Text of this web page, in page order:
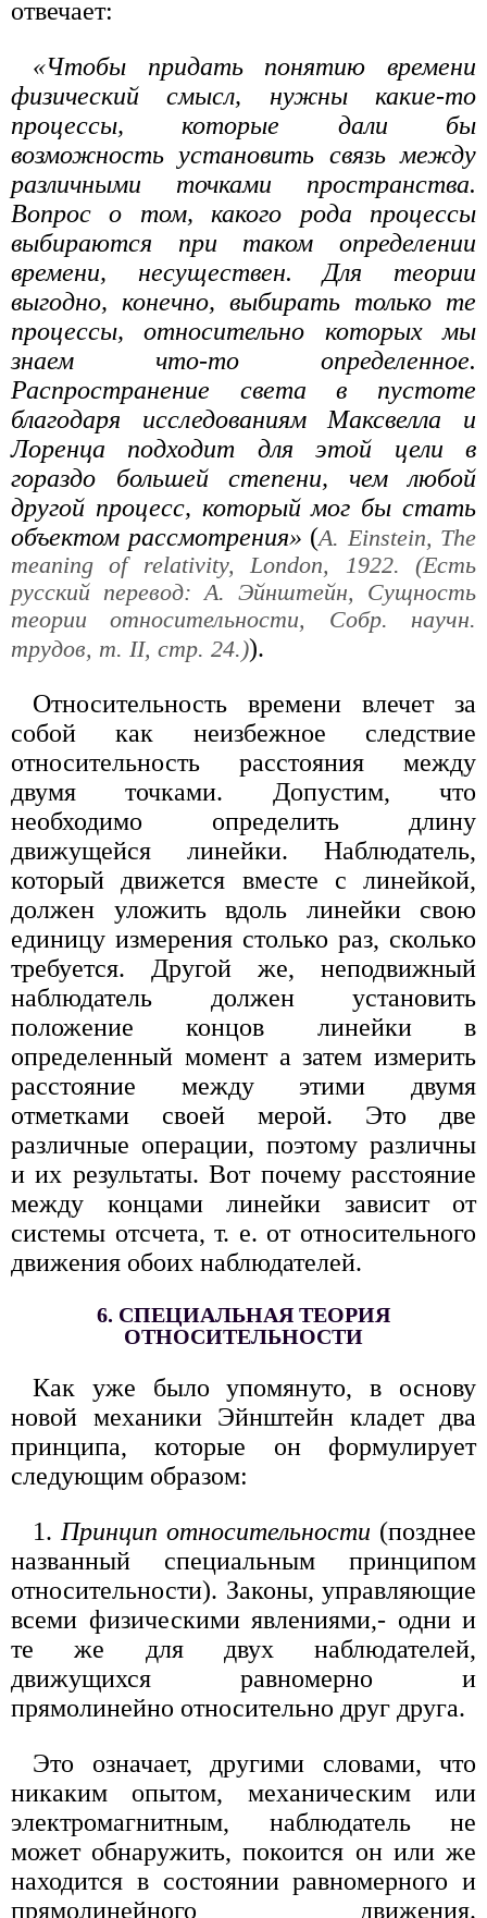
отвечает:
«Чтобы придать понятию времени
физический смысл, нужны какие-то
процессы, которые дали бы
возможность установить связь между
различными точками пространства.
Вопрос о том, какого рода процессы
выбираются при таком определении
времени, несуществен. Для теории
выгодно, конечно, выбирать только те
процессы, относительно которых мы
знаем что-то определенное.
Распространение света в пустоте
благодаря исследованиям Максвелла и
Лоренца подходит для этой цели в
гораздо большей степени, чем любой
другой процесс, который мог бы стать
объектом рассмотрения» (A. Einstein, The
meaning of relativity, London, 1922. (Есть
русский перевод: А. Эйнштейн, Сущность
теории относительности, Собр. научн.
трудов, т. II, стр. 24.)).
Относительность времени влечет за
собой как неизбежное следствие
относительность расстояния между
двумя точками. Допустим, что
необходимо определить длину
движущейся линейки. Наблюдатель,
который движется вместе с линейкой,
должен уложить вдоль линейки свою
единицу измерения столько раз, сколько
требуется. Другой же, неподвижный
наблюдатель должен установить
положение концов линейки в
определенный момент а затем измерить
расстояние между этими двумя
отметками своей мерой. Это две
различные операции, поэтому различны
и их результаты. Вот почему расстояние
между концами линейки зависит от
системы отсчета, т. е. от относительного
движения обоих наблюдателей.
6. СПЕЦИАЛЬНАЯ ТЕОРИЯ
ОТНОСИТЕЛЬНОСТИ
Как уже было упомянуто, в основу
новой механики Эйнштейн кладет два
принципа, которые он формулирует
следующим образом:
1. Принцип относительности (позднее
названный специальным принципом
относительности). Законы, управляющие
всеми физическими явлениями,- одни и
те же для двух наблюдателей,
движущихся равномерно и
прямолинейно относительно друг друга.
Это означает, другими словами, что
никаким опытом, механическим или
электромагнитным, наблюдатель не
может обнаружить, покоится он или же
находится в состоянии равномерного и
прямолинейного движения.